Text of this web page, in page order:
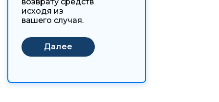
исходя из
вашего случая.